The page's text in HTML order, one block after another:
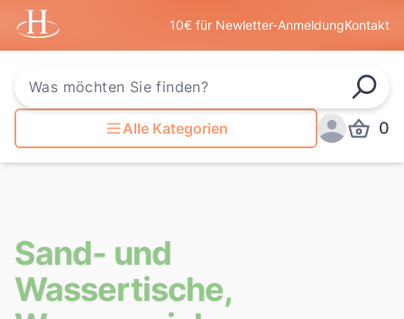
Startseite
10€ für Newletter-AnmeldungKontakt
Alle Kategorien
0
Sand- und
Wassertische,